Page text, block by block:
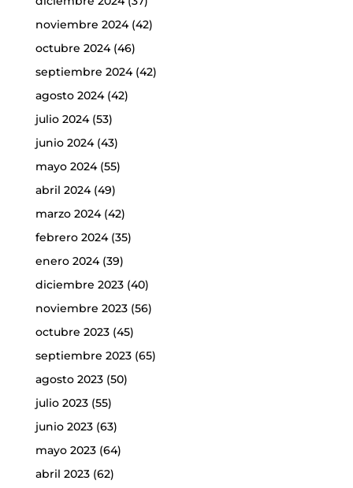
noviembre 2024(42)
octubre 2024(46)
septiembre 2024(42)
agosto 2024(42)
julio 2024(53)
junio 2024(43)
mayo 2024(55)
abril 2024(49)
marzo 2024(42)
febrero 2024(35)
enero 2024(39)
diciembre 2023(40)
noviembre 2023(56)
octubre 2023(45)
septiembre 2023(65)
agosto 2023(50)
julio 2023(55)
junio 2023(63)
mayo 2023(64)
abril 2023(62)